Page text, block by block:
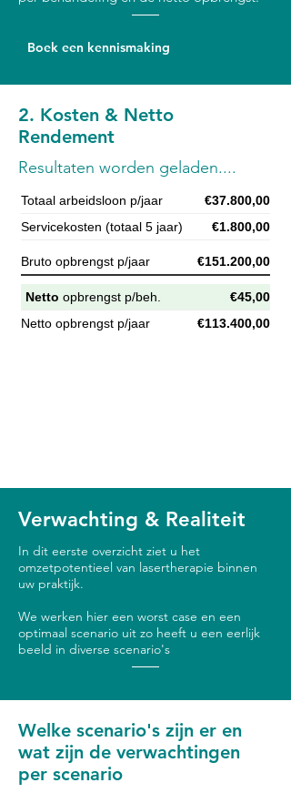
Boek een kennismaking
2. Kosten & Netto
Rendement
Resultaten worden geladen....
Totaal arbeidsloon p/jaar
€37.800,00
Servicekosten (totaal 5 jaar)
€1.800,00
Bruto opbrengst p/jaar €151.200,00
Netto opbrengst p/beh.
€45,00
Netto opbrengst p/jaar
€113.400,00
Verwachting & Realiteit
In dit eerste overzicht ziet u het
omzetpotentieel van lasertherapie binnen
uw praktijk.
We werken hier een worst case en een
optimaal scenario uit zo heeft u een eerlijk
beeld in diverse scenario's
Welke scenario's zijn er en
wat zijn de verwachtingen
per scenario